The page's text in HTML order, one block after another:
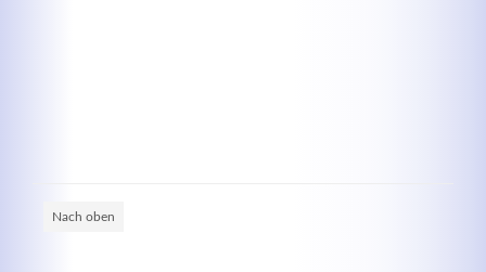
Nach oben